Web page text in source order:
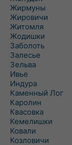
Жирмуны
Жировичи
Житомля
Жодишки
Заболоть
Залесье
Зельва
Ивье
Индура
Каменный Лог
Каролин
Квасовка
Кемелишки
Ковали
Козловичи